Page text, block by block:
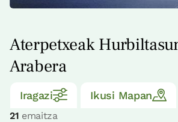
Aterpetxeak
Arabera
Iragazi Ikusi Mapan
21 emaitza